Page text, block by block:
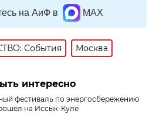
на АиФ в MAX
События Москва
интересно
фестиваль по энергосбережению
на Иссык-Куле